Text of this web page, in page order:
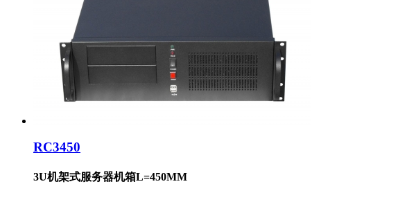
RC3450
3U机架式服务器机箱L=450MM